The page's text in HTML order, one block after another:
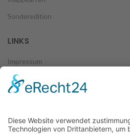
Sonderedition
LINKS
Impressum
Datenschutz
Zahlungsweisen
Widerruf